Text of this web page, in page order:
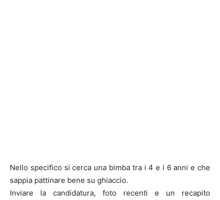
Nello specifico si cerca una bimba tra i 4 e i 6 anni e che
sappia pattinare bene su ghiaccio.
Inviare la candidatura, foto recenti e un recapito